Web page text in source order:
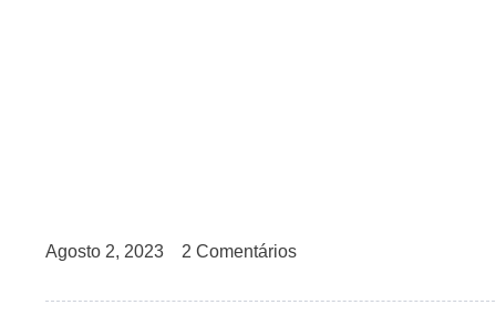
Agosto 2, 2023 2 Comentários